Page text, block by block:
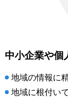
中小企業や個
地域の情報に
地域に根付い